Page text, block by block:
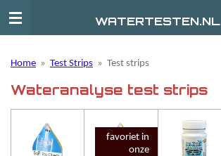
Ga
de
WATERTESTEN.NL
Home » Test Strips » Test strips
Wateranalyse test strips
favoriet in
onze